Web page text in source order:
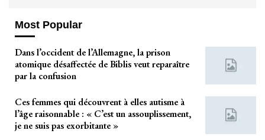
Most Popular
Dans l’occident de l’Allemagne, la prison
atomique désaffectée de Biblis veut reparaître
par la confusion
Ces femmes qui découvrent à elles autisme à
l’âge raisonnable : « C’est un assouplissement,
je ne suis pas exorbitante »